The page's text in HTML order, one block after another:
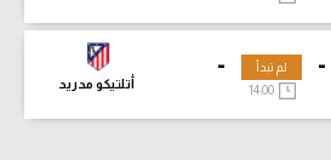
-
-
أتلتيكو مدريد
لم تبدأ
14:00